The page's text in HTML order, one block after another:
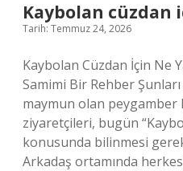
Kaybolan cüzdan
Tarih: Temmuz 24, 2026
Kaybolan Cüzdan İçin Ne
Samimi Bir Rehber
maymun olan peygamber
ziyaretçileri, bugün
konusunda bilinmesi
Arkadaş ortamında